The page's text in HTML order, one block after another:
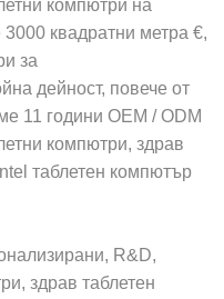
компютри на
квадратни метра €,
за
дейност, повече от
11 години OEM / ODM
компютри, здрав
таблетен компютър
R&D,
здрав таблетен